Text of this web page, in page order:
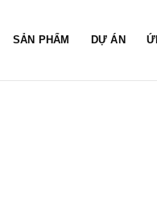
SẢN PHẨM DỰ ÁN